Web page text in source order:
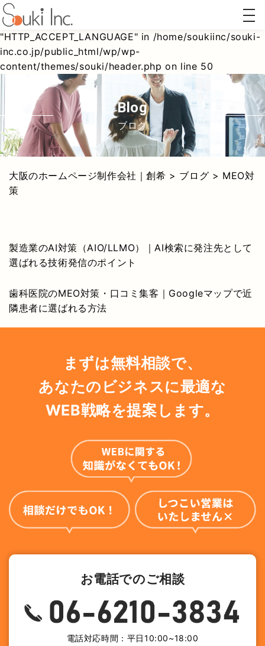
Warning: Undefined array key
"HTTP_ACCEPT_LANGUAGE" in /home/soukiinc/souki-
inc.co.jp/public_html/wp/wp-
content/themes/souki/header.php on line 50
ホーム
ページ
制作
AI対策
(AIO/LLMO)
リステ
ィング
広告
Webコ
ティン
グ
blog
ブログ
大阪のホームページ制作会社｜創希 > ブログ > MEO対
策
製造業のAI対策（AIO/LLMO）｜AI検索に発注先として
選ばれる技術発信のポイント
歯科医院のMEO対策・口コミ集客｜Googleマップで近
隣患者に選ばれる方法
まずは無料相談で、
あなたのビジネスに最適な
WEB戦略を提案します。
お電話でのご相談
電話対応時間：平日10:00~18:00